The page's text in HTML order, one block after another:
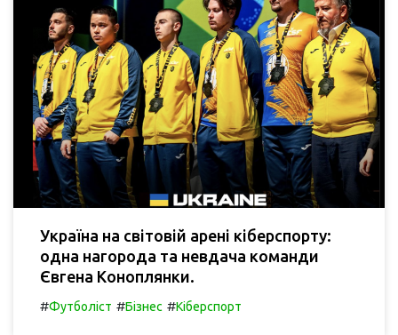
Україна на світовій арені кіберспорту:
одна нагорода та невдача команди
Євгена Коноплянки.
#Футболіст #Бізнес #Кіберспорт